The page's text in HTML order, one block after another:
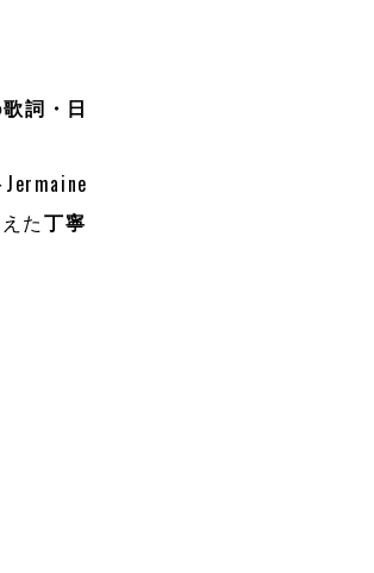
歌詞・日
Jermaine
た丁寧